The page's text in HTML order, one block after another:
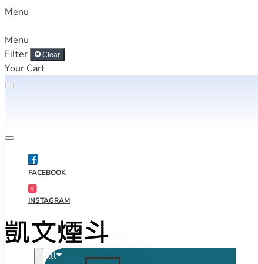
Menu
Menu
Filter
Clear
Your Cart
FACEBOOK
INSTAGRAM
All